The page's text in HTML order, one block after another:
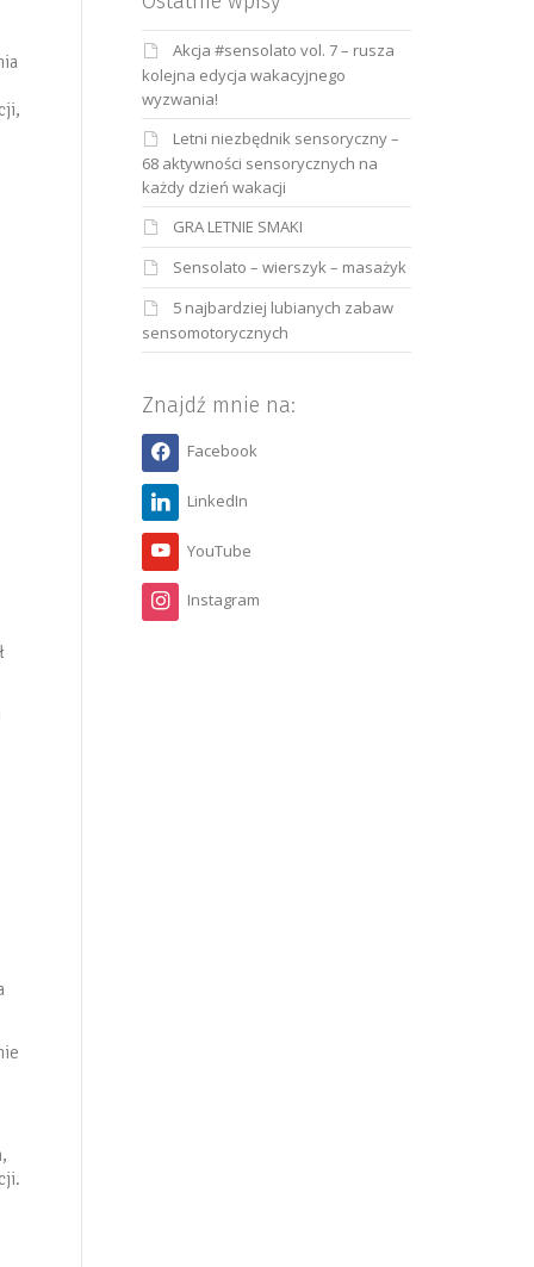
Akcja #sensolato vol. 7 – rusza
kolejna edycja wakacyjnego
wyzwania!
Letni niezbędnik sensoryczny –
68 aktywności sensorycznych na
każdy dzień wakacji
GRA LETNIE SMAKI
Sensolato – wierszyk – masażyk
5 najbardziej lubianych zabaw
sensomotorycznych
Znajdź mnie na:
Facebook
LinkedIn
YouTube
Instagram